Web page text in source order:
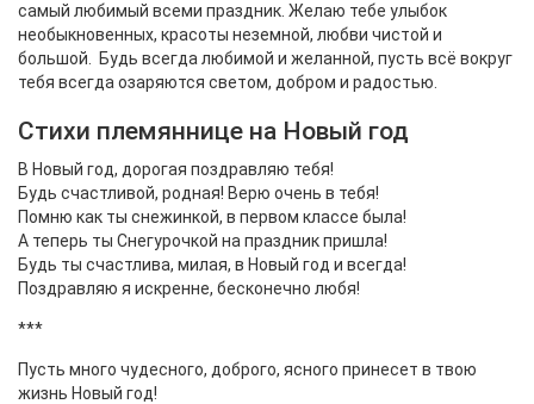
самый любимый всеми праздник. Желаю тебе улыбок
необыкновенных, красоты неземной, любви чистой и
большой. Будь всегда любимой и желанной, пусть всё вокруг
тебя всегда озаряются светом, добром и радостью.
Стихи племяннице на Новый год
В Новый год, дорогая поздравляю тебя!
Будь счастливой, родная! Верю очень в тебя!
Помню как ты снежинкой, в первом классе была!
А теперь ты Снегурочкой на праздник пришла!
Будь ты счастлива, милая, в Новый год и всегда!
Поздравляю я искренне, бесконечно любя!
***
Пусть много чудесного, доброго, ясного принесет в твою
жизнь Новый год!